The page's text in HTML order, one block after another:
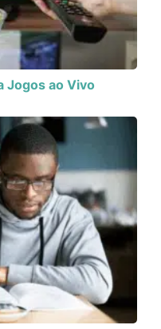
Jogos ao Vivo